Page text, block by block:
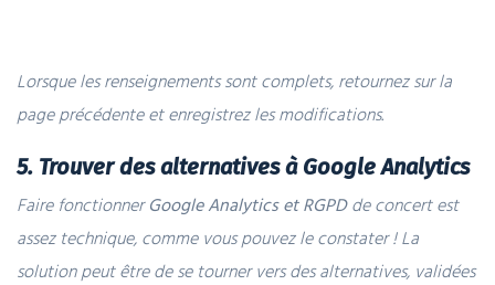
Lorsque les renseignements sont complets, retournez sur la
page précédente et enregistrez les modifications.
5. Trouver des alternatives à Google Analytics
Faire fonctionnerGoogle Analytics et RGPDde concert est
assez technique, comme vous pouvez le constater ! La
solution peut être de se tourner vers des alternatives, validées